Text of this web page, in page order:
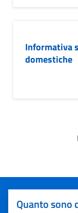
Informativa
domestiche
Quanto sono